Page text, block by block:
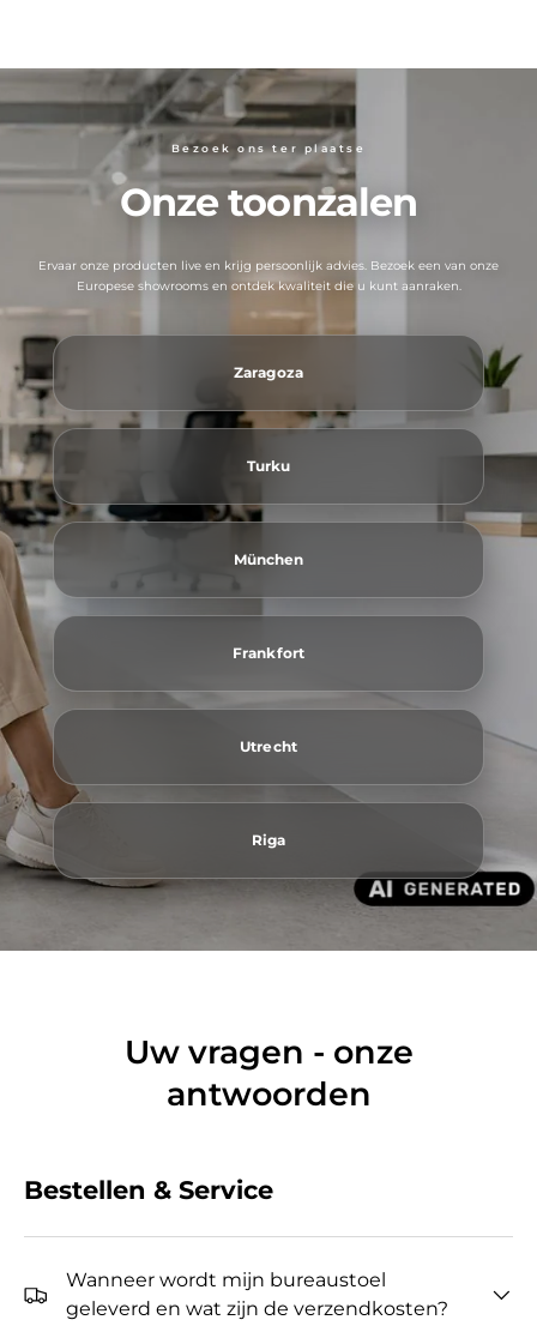
Bezoek ons ​​ter plaatse
Onze toonzalen
Ervaar onze producten live en krijg persoonlijk advies. Bezoek een van onze
Europese showrooms en ontdek kwaliteit die u kunt aanraken.
Zaragoza
Turku
München
Frankfort
Utrecht
Riga
Uw vragen - onze
antwoorden
Bestellen & Service
Wanneer wordt mijn bureaustoel
geleverd en wat zijn de verzendkosten?